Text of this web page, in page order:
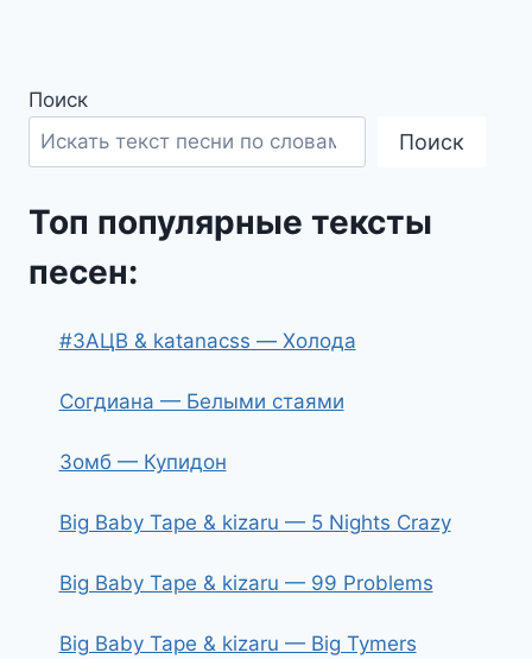
Поиск
Поиск
Топ популярные тексты
песен:
#ЗАЦВ & katanacss — Холода
Согдиана — Белыми стаями
Зомб — Купидон
Big Baby Tape & kizaru — 5 Nights Crazy
Big Baby Tape & kizaru — 99 Problems
Big Baby Tape & kizaru — Big Tymers